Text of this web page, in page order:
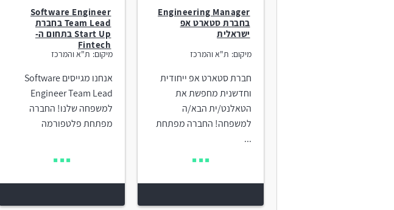
Engineering Manager
בחברת סטארט אפ
ישראלית
מיקום: ת"א והמרכז
חברת סטארט אפ ייחודית
וחדשנית מחפשת את
הטאלנט/ית הבא/ה
למשפחה! החברה מפתחת
...
Software Engineer
Team Lead בחברת
Start Up בתחום ה-
Fintech
מיקום: ת"א והמרכז
אנחנו מגייסים Software
Engineer Team Lead
למשפחה שלנו! החברה
מפתחת פלטפורמה